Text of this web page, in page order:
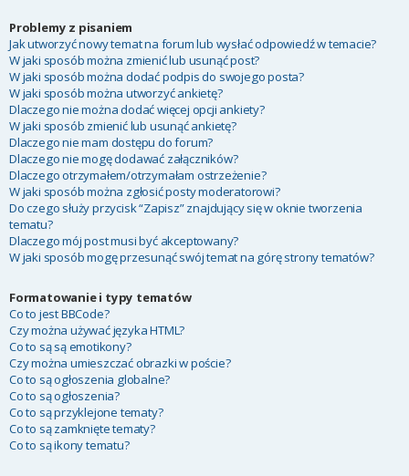
Problemy z pisaniem
Jak utworzyć nowy temat na forum lub wysłać odpowiedź w temacie?
W jaki sposób można zmienić lub usunąć post?
W jaki sposób można dodać podpis do swojego posta?
W jaki sposób można utworzyć ankietę?
Dlaczego nie można dodać więcej opcji ankiety?
W jaki sposób zmienić lub usunąć ankietę?
Dlaczego nie mam dostępu do forum?
Dlaczego nie mogę dodawać załączników?
Dlaczego otrzymałem/otrzymałam ostrzeżenie?
W jaki sposób można zgłosić posty moderatorowi?
Do czego służy przycisk “Zapisz” znajdujący się w oknie tworzenia
tematu?
Dlaczego mój post musi być akceptowany?
W jaki sposób mogę przesunąć swój temat na górę strony tematów?
Formatowanie i typy tematów
Co to jest BBCode?
Czy można używać języka HTML?
Co to są są emotikony?
Czy można umieszczać obrazki w poście?
Co to są ogłoszenia globalne?
Co to są ogłoszenia?
Co to są przyklejone tematy?
Co to są zamknięte tematy?
Co to są ikony tematu?